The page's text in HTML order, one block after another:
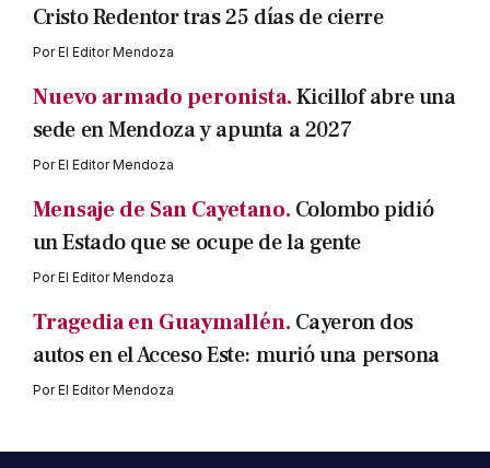
Cristo Redentor tras 25 días de cierre
PorEl Editor Mendoza
Nuevo armado peronista.Kicillof abre una
sede en Mendoza y apunta a 2027
PorEl Editor Mendoza
Mensaje de San Cayetano. Colombo pidió
un Estado que se ocupe de la gente
PorEl Editor Mendoza
Tragedia en Guaymallén. Cayeron dos
autos en el Acceso Este: murió una persona
PorEl Editor Mendoza